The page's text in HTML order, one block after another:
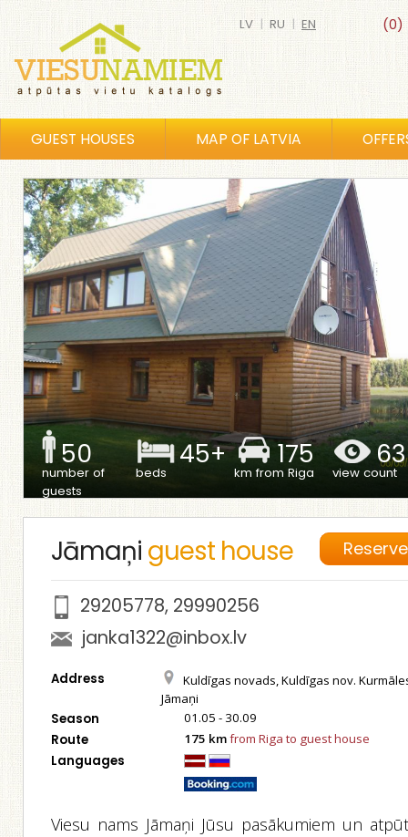
(0)
LV | RU | EN
GUEST HOUSES MAP OF LATVIA
50
number of
guests
45+
beds
175
km from Riga view count
Jāmaņi guest house Reserve
29205778, 29990256
janka1322@inbox.lv
Address
Kuldīgas novads, Kuldīgas nov.
Jāmaņi
Season 01.05 - 30.09
Route 175 kmfrom Riga to guest house
Languages
Viesu nams Jāmaņi Jūsu pasākumiem un